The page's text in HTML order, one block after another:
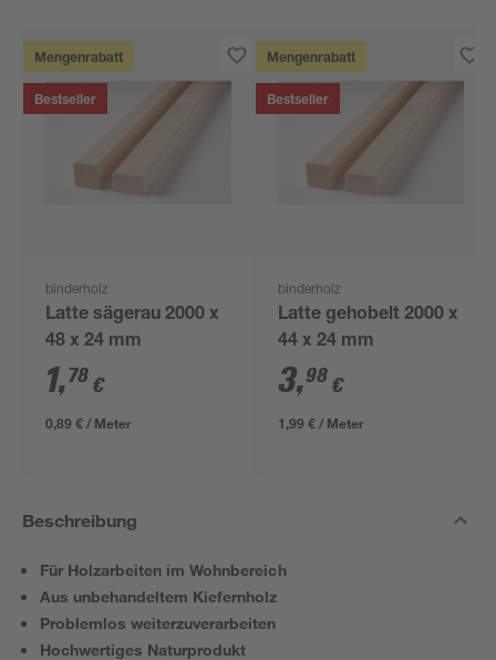
Mengenrabatt
Bestseller
binderholz
Latte sägerau 2000 x
48 x 24 mm
1,78 €
0,89 € / Meter
Mengenrabatt
Bestseller
binderholz
Latte gehobelt 2000 x
44 x 24 mm
3,98 €
1,99 € / Meter
Beschreibung
Für Holzarbeiten im Wohnbereich
Aus unbehandeltem Kiefernholz
Problemlos weiterzuverarbeiten
Hochwertiges Naturprodukt